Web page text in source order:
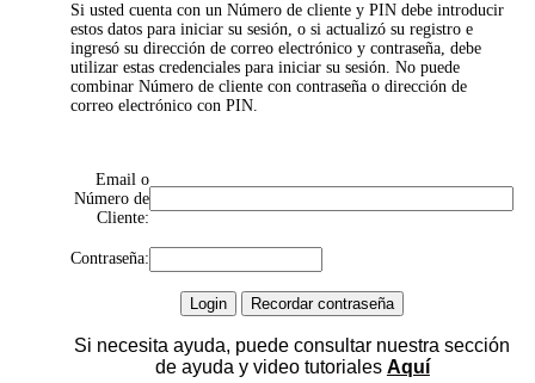
Si usted cuenta con un Número de cliente y PIN debe introducir
estos datos para iniciar su sesión, o si actualizó su registro e
ingresó su dirección de correo electrónico y contraseña, debe
utilizar estas credenciales para iniciar su sesión. No puede
combinar Número de cliente con contraseña o dirección de
correo electrónico con PIN.
Email o
Número de
Cliente:
Contraseña:
Si necesita ayuda, puede consultar nuestra sección
de ayuda y video tutoriales Aquí